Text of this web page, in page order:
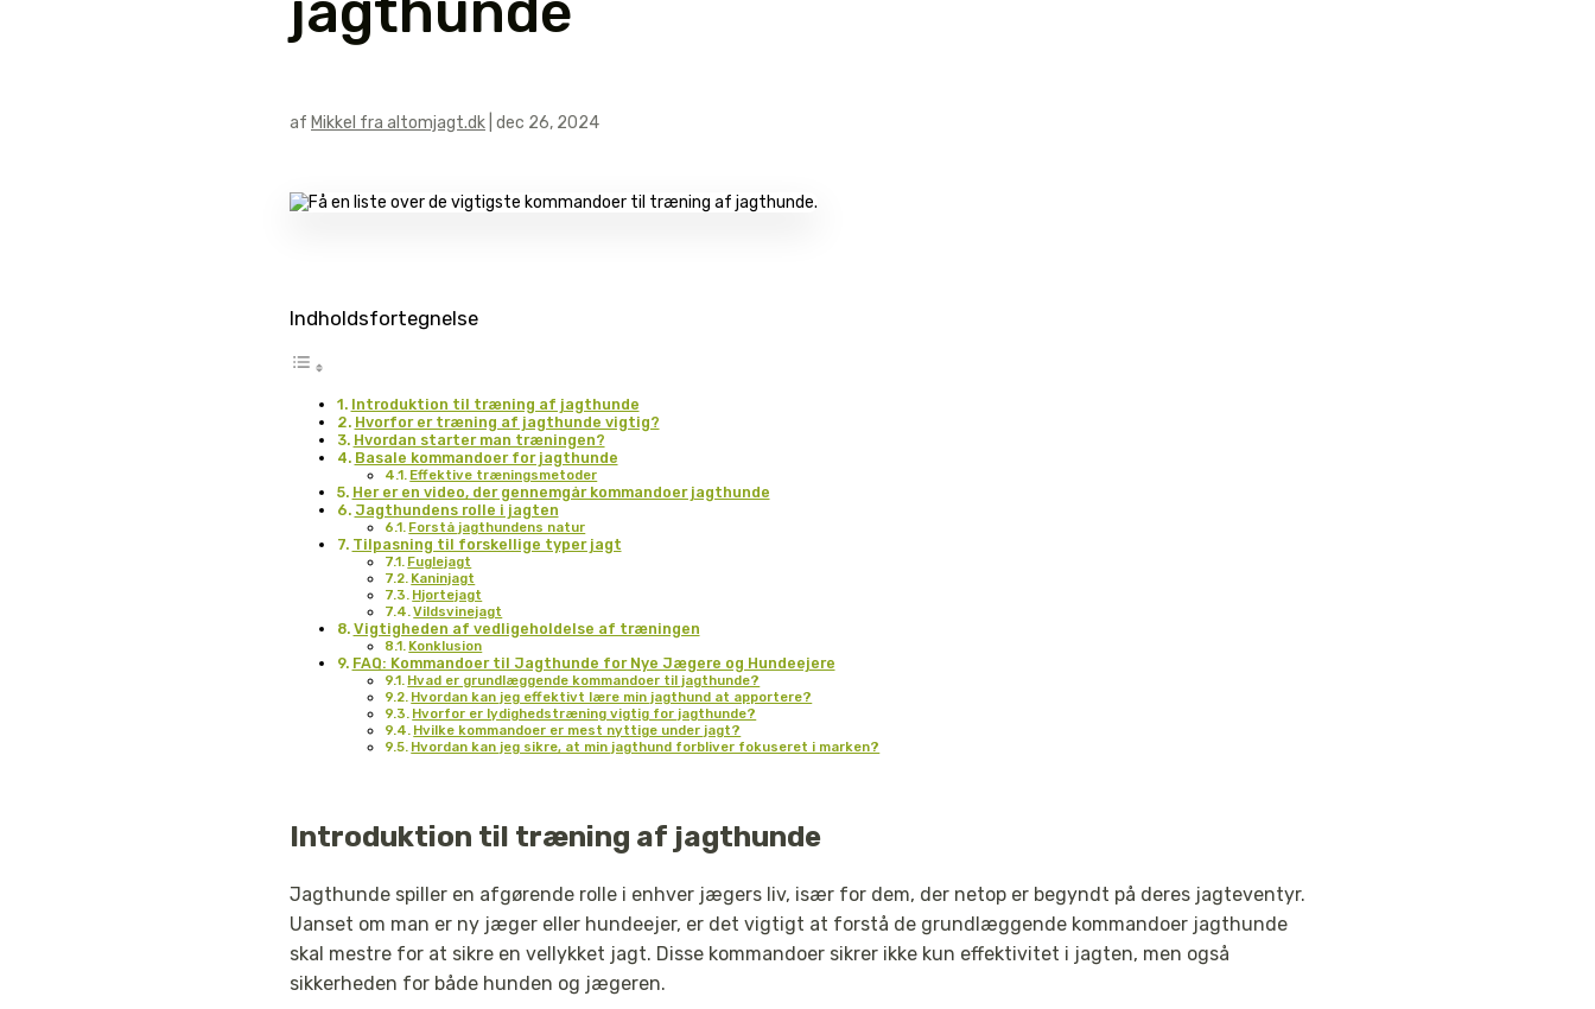
af Mikkel fra altomjagt.dk dec 26, 2024
Indholdsfortegnelse
Introduktion til træning af jagthunde
Hvorfor er træning af jagthunde vigtig?
Hvordan starter man træningen?
Basale kommandoer for jagthunde
Effektive træningsmetoder
Her er en video, der gennemgår kommandoer jagthunde
Jagthundens rolle i jagten
Forstå jagthundens natur
Tilpasning til forskellige typer jagt
Fuglejagt
Kaninjagt
Hjortejagt
Vildsvinejagt
Vigtigheden af vedligeholdelse af træningen
Konklusion
FAQ: Kommandoer til Jagthunde for Nye Jægere og Hundeejere
Hvad er grundlæggende kommandoer til jagthunde?
Hvordan kan jeg effektivt lære min jagthund at apportere?
Hvorfor er lydighedstræning vigtig for jagthunde?
Hvilke kommandoer er mest nyttige under jagt?
Hvordan kan jeg sikre, at min jagthund forbliver fokuseret i marken?
Introduktion til træning af jagthunde
Jagthunde spiller en afgørende rolle i enhver jægers liv, især for dem, der netop er begyndt på deres jagteventyr.
Uanset om man er ny jæger eller hundeejer, er det vigtigt at forstå de grundlæggende kommandoer jagthunde
skal mestre for at sikre en vellykket jagt. Disse kommandoer sikrer ikke kun effektivitet i jagten, men også
sikkerheden for både hunden og jægeren.